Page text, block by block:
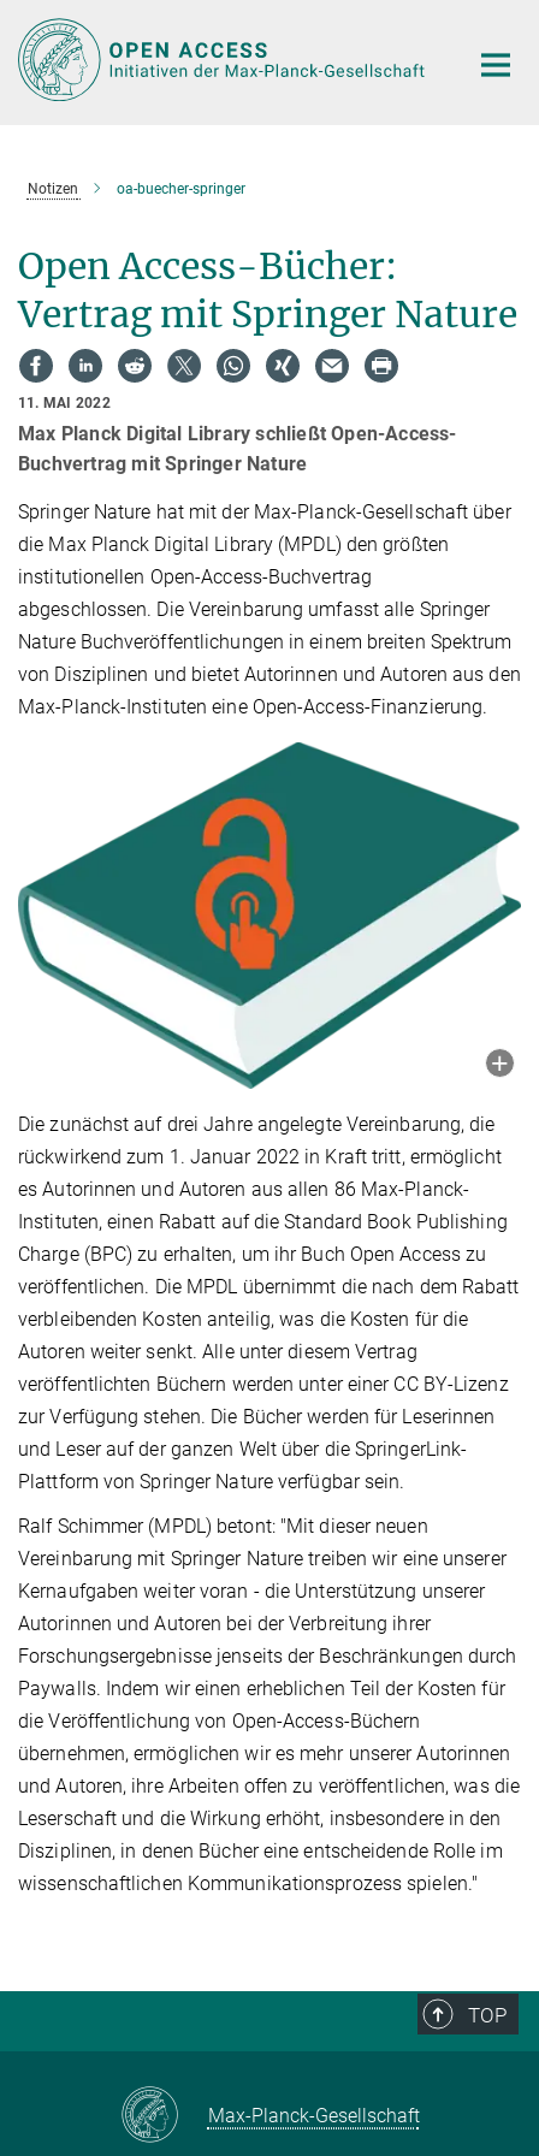
Hauptinhalt
Notizen oa-buecher-springer
Open Access-Bücher:
Vertrag mit Springer Nature
11. MAI 2022
Max Planck Digital Library schließt Open-Access-
Buchvertrag mit Springer Nature
Springer Nature hat mit der Max-Planck-Gesellschaft über
die Max Planck Digital Library (MPDL) den größten
institutionellen Open-Access-Buchvertrag
abgeschlossen. Die Vereinbarung umfasst alle Springer
Nature Buchveröffentlichungen in einem breiten Spektrum
von Disziplinen und bietet Autorinnen und Autoren aus den
Max-Planck-Instituten eine Open-Access-Finanzierung.
Die zunächst auf drei Jahre angelegte Vereinbarung, die
rückwirkend zum 1. Januar 2022 in Kraft tritt, ermöglicht
es Autorinnen und Autoren aus allen 86 Max-Planck-
Instituten, einen Rabatt auf die Standard Book Publishing
Charge (BPC) zu erhalten, um ihr Buch Open Access zu
veröffentlichen. Die MPDL übernimmt die nach dem Rabatt
verbleibenden Kosten anteilig, was die Kosten für die
Autoren weiter senkt. Alle unter diesem Vertrag
veröffentlichten Büchern werden unter einer CC BY-Lizenz
zur Verfügung stehen. Die Bücher werden für Leserinnen
und Leser auf der ganzen Welt über die SpringerLink-
Plattform von Springer Nature verfügbar sein.
Ralf Schimmer (MPDL) betont: "Mit dieser neuen
Vereinbarung mit Springer Nature treiben wir eine unserer
Kernaufgaben weiter voran - die Unterstützung unserer
Autorinnen und Autoren bei der Verbreitung ihrer
Forschungsergebnisse jenseits der Beschränkungen durch
Paywalls. Indem wir einen erheblichen Teil der Kosten für
die Veröffentlichung von Open-Access-Büchern
übernehmen, ermöglichen wir es mehr unserer Autorinnen
und Autoren, ihre Arbeiten offen zu veröffentlichen, was die
Leserschaft und die Wirkung erhöht, insbesondere in den
Disziplinen, in denen Bücher eine entscheidende Rolle im
wissenschaftlichen Kommunikationsprozess spielen."
TOP
Max-Planck-Gesellschaft